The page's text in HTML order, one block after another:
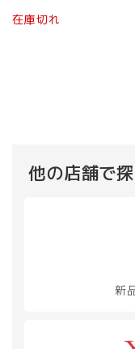
在庫切れ
他の店舗で
新